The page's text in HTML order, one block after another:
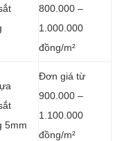
800.000 –
1.000.000
đồng/m²
5mm
Đơn giá từ
900.000 –
1.100.000
đồng/m²